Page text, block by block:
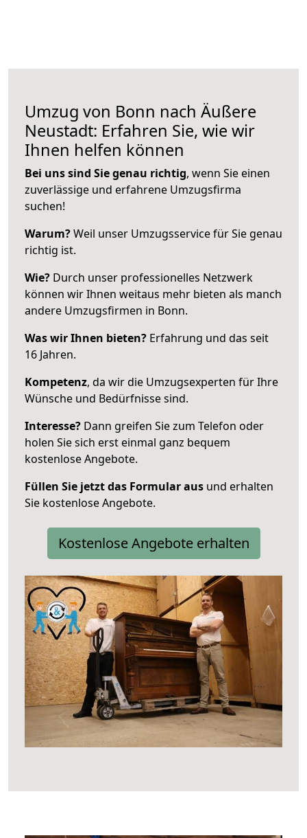
Umzug von Bonn nach Äußere
Neustadt: Erfahren Sie, wie wir
Ihnen helfen können
Bei uns sind Sie genau richtig, wenn Sie einen
zuverlässige und erfahrene Umzugsfirma
suchen!
Warum?Weil unser Umzugsservice für Sie genau
richtig ist.
Wie? Durch unser professionelles Netzwerk
können wir Ihnen weitaus mehr bieten als manch
andere Umzugsfirmen in Bonn.
Was wir Ihnen bieten? Erfahrung und das seit
16 Jahren.
Kompetenz, da wir die Umzugsexperten für Ihre
Wünsche und Bedürfnisse sind.
Interesse? Dann greifen Sie zum Telefon oder
holen Sie sich erst einmal ganz bequem
kostenlose Angebote.
Füllen Sie jetzt das Formular aus und erhalten
Sie kostenlose Angebote.
Kostenlose Angebote erhalten